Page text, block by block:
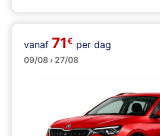
SUVs
vanaf 71€ per dag
09/08 › 27/08